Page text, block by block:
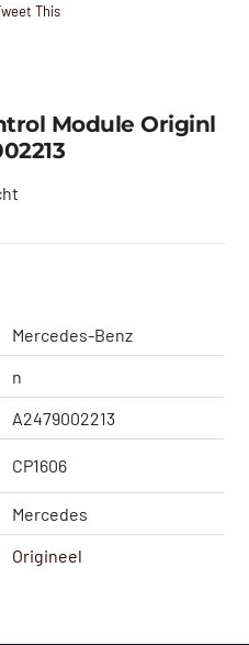
This
Module Originl
Mercedes-Benz
n
A2479002213
CP1606
Mercedes
Origineel